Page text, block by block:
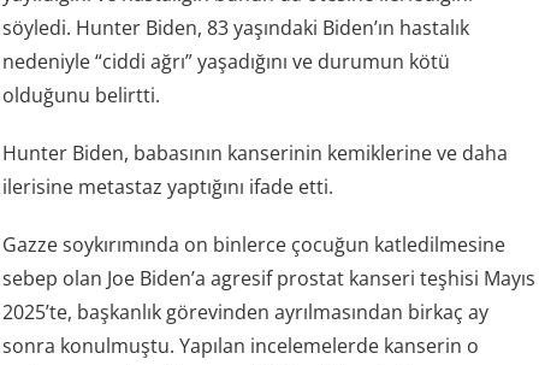
söyledi. Hunter Biden, 83 yaşındaki Biden’ın hastalık
nedeniyle “ciddi ağrı” yaşadığını ve durumun kötü
olduğunu belirtti.
Hunter Biden, babasının kanserinin kemiklerine ve daha
ilerisine metastaz yaptığını ifade etti.
Gazze soykırımında on binlerce çocuğun katledilmesine
sebep olan Joe Biden’a agresif prostat kanseri teşhisi Mayıs
2025’te, başkanlık görevinden ayrılmasından birkaç ay
sonra konulmuştu. Yapılan incelemelerde kanserin o